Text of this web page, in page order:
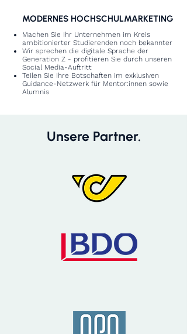
MODERNES HOCHSCHULMARKETING
Machen Sie Ihr Unternehmen im Kreis
ambitionierter Studierenden noch bekannter
Wir sprechen die digitale Sprache der
Generation Z - profitieren Sie durch unseren
Social Media-Auftritt
Teilen Sie Ihre Botschaften im exklusiven
Guidance-Netzwerk für Mentor:innen sowie
Alumnis
Unsere Partner.